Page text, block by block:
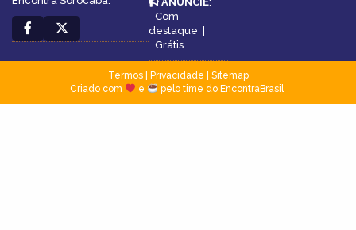
Com
destaque |
Grátis
Termos| Privacidade
Sitemap
Criado com
e pelo time do EncontraBrasil